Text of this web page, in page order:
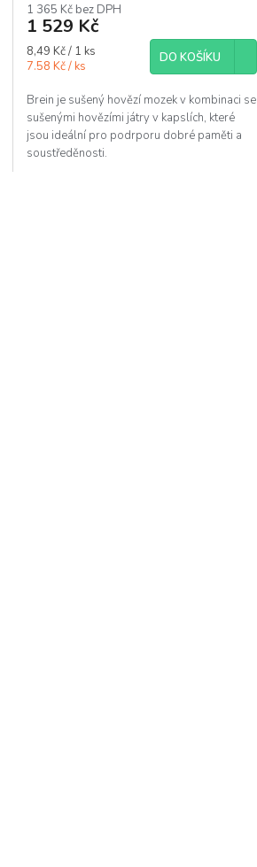
1 365 Kč bez DPH
1 529 Kč
Měrná
cena:
8,49 Kč / 1 ks
7.58 Kč / ks
DO KOŠÍKU
Brein je sušený hovězí mozek v kombinaci se
sušenými hovězími játry v kapslích, které
jsou ideální pro podrporu dobré paměti a
soustředěnosti.